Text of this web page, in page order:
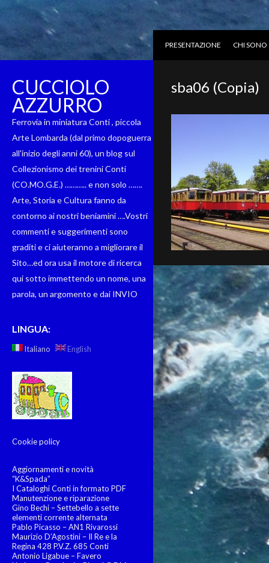
PRESENTAZIONE CHI SONO
CUCCIOLO
AZZURRO
Ferrovia in miniatura Conti , piccola
Arte Lombarda (dal primo dopoguerra
all'inizio degli anni 60), un blog sul
Collezionismo dei trenini Conti
(CO.MO.G.E.) ……….. e non solo …….
Arte, Storia e Cultura fanno da
contorno ai nostri beniamini ….Vostri
commenti e suggerimenti sono
graditi e ci aiuteranno a migliorare il
Sito…ed ora usa il motore di ricerca
qui sotto immettendo un nome, una
parola, un argomento e dai INVIO
LINGUA:
Italiano English
Cookie policy
Aggiornamenti e novità
“K&Spada”
I Cataloghi Conti in formato PDF
Manutenzione e riparazione
Gino Bechi – Settebello a sette
elementi corrente alternata
Pablo Picasso – AN1 Rivarossi
Maurizio D’Agostini – Il Re e la
Regina 428 P.V.Z. 685 Conti
Antonio Ligabue – Favero
sba06 (Copia)